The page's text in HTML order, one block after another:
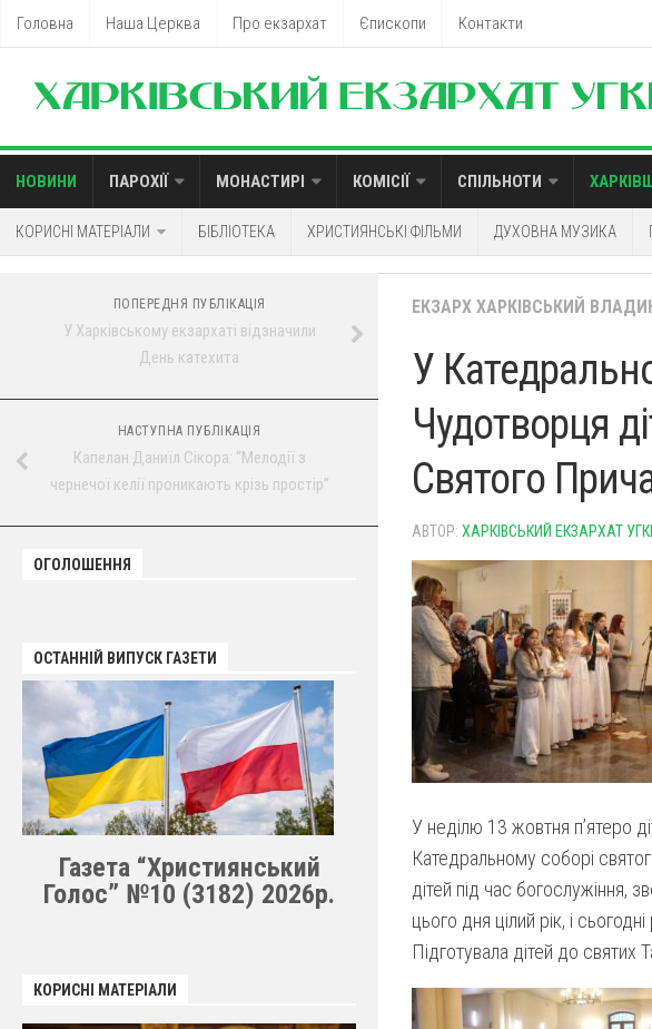
Головна Наша Церква Про екзархат Єпископи Контакти
НОВИНИ ПАРОХІЇ МОНАСТИРІ КОМІСІЇ СПІЛЬНОТИ
КОРИСНІ МАТЕРІАЛИ БІБЛІОТЕКА ХРИСТИЯНСЬКІ ФІЛЬМИ ДУХОВНА МУЗИКА
ЕКЗАРХ ХАРКІВСЬКИЙ
У
Чудотворця
Святого
АВТОР: ХАРКІВСЬКИЙ ЕКЗАРХАТ
У неділю 13 жовтня п’ятеро
Катедральному соборі
дітей під час богослужіння,
цього дня цілий рік, і
Підготувала дітей до
ПОПЕРЕДНЯ ПУБЛІКАЦІЯ
У Харківському екзархаті відзначили
День катехита
НАСТУПНА ПУБЛІКАЦІЯ
Капелан Даниїл Сікора: “Мелодії з
чернечої келії проникають крізь простір”
ОГОЛОШЕННЯ
ОСТАННІЙ ВИПУСК ГАЗЕТИ
Газета “Християнський
Голос” №10 (3182) 2026р.
КОРИСНІ МАТЕРІАЛИ